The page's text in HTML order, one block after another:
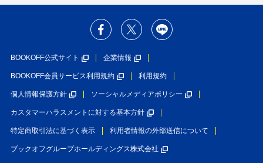
BOOKOFF公式サイト 企業情報
BOOKOFF会員サービス利用規約 利用規約
個人情報保護方針 ソーシャルメディアポリシー
カスタマーハラスメントに対する基本方針
特定商取引法に基づく表示 利用者情報の外部送信について
ブックオフグループホールディングス株式会社